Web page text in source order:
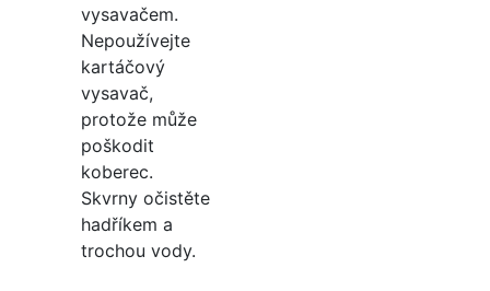
vysavačem.
Nepoužívejte
kartáčový
vysavač,
protože může
poškodit
koberec.
Skvrny očistěte
hadříkem a
trochou vody.